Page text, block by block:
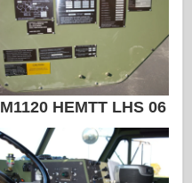
M1120 HEMTT LHS 06